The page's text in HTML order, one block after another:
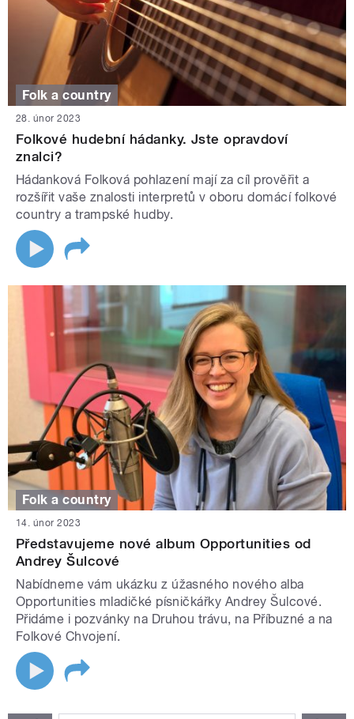
Folk a country
28. únor 2023
Folkové hudební hádanky. Jste opravdoví
znalci?
Hádanková Folková pohlazení mají za cíl prověřit a
rozšířit vaše znalosti interpretů v oboru domácí folkové
country a trampské hudby.
Folk a country
14. únor 2023
Představujeme nové album Opportunities od
Andrey Šulcové
Nabídneme vám ukázku z úžasného nového alba
Opportunities mladičké písničkářky Andrey Šulcové.
Přidáme i pozvánky na Druhou trávu, na Příbuzné a na
Folkové Chvojení.